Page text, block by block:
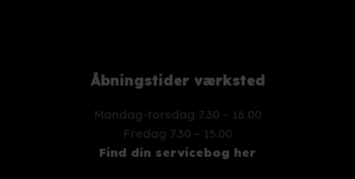
Åbningstider værksted
Mandag-torsdag 7.30 – 16.00
​Fredag 7.30 – 15.00
Find din servicebog her